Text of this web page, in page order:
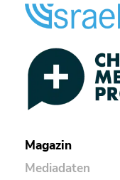
Magazin
Mediadaten